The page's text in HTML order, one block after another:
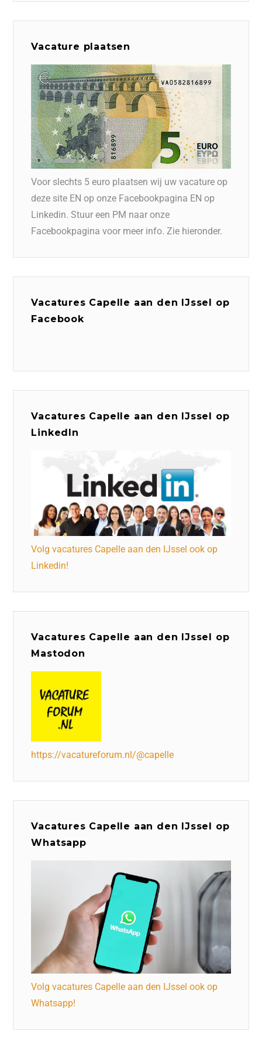
Vacature plaatsen
Voor slechts 5 euro plaatsen wij uw vacature op
deze site EN op onze Facebookpagina EN op
Linkedin. Stuur een PM naar onze
Facebookpagina voor meer info. Zie hieronder.
Vacatures Capelle aan den IJssel op
Facebook
Vacatures Capelle aan den IJssel op
LinkedIn
Volg vacatures Capelle aan den IJssel ook op
Linkedin!
Vacatures Capelle aan den IJssel op
Mastodon
https://vacatureforum.nl/@capelle
Vacatures Capelle aan den IJssel op
Whatsapp
Volg vacatures Capelle aan den IJssel ook op
Whatsapp!